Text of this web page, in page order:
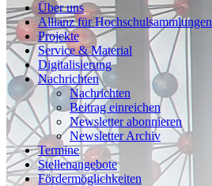
Über uns
Allianz für Hochschulsammlungen
Projekte
Service & Material
Digitalisierung
Nachrichten
Nachrichten
Beitrag einreichen
Newsletter abonnieren
Newsletter Archiv
Termine
Stellenangebote
Fördermöglichkeiten